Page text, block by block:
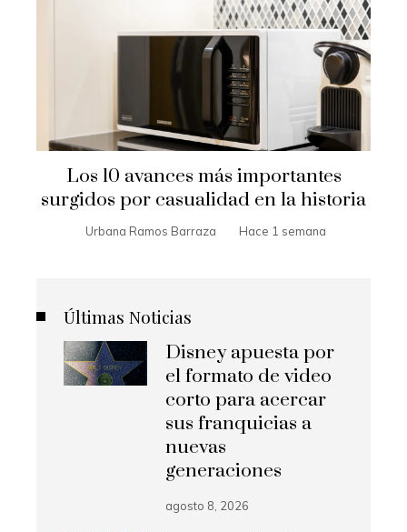
Los 10 avances más importantes
surgidos por casualidad en la historia
Urbana Ramos Barraza Hace 1 semana
Últimas Noticias
Disney apuesta por
el formato de video
corto para acercar
sus franquicias a
nuevas
generaciones
agosto 8, 2026